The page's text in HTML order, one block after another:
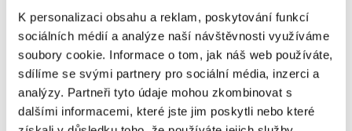
K personalizaci obsahu a reklam, poskytování funkcí
sociálních médií a analýze naší návštěvnosti využíváme
soubory cookie. Informace o tom, jak náš web používáte,
sdílíme se svými partnery pro sociální média, inzerci a
analýzy. Partneři tyto údaje mohou zkombinovat s
dalšími informacemi, které jste jim poskytli nebo které